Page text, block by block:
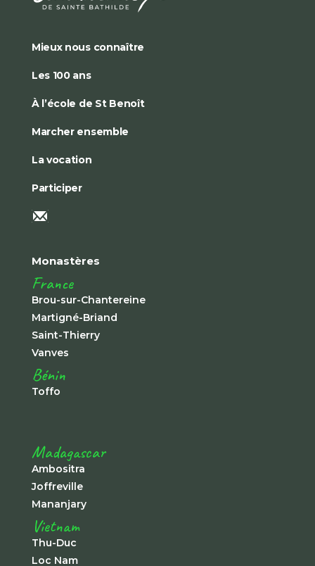
Mieux nous connaître
Les 100 ans
À l’école de St Benoît
Marcher ensemble
La vocation
Participer
Monastères
France
Brou-sur-Chantereine
Martigné-Briand
Saint-Thierry
Vanves
Bénin
Toffo
Madagascar
Ambositra
Joffreville
Mananjary
Vietnam
Thu-Duc
Loc Nam